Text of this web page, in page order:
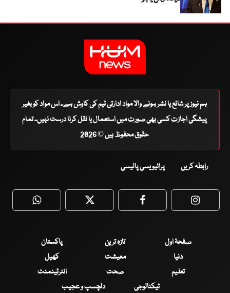
ہم نیوز پر شائع یا نشر ہونے والا مواد ادارتی ٹیم کی کاوش ہے۔ اس مواد کو بغیر
پیشگی اجازت کسی بھی صورت میں استعمال یا نقل کرنا درست نہیں۔ تمام
حقوق محفوظ ہیں © 2026
رابطہ کریں پرائیویسی پالیسی
WhatsApp Twitter Facebook
صفحۂ اول تازہ ترین
پاکستان
دنیا
معیشت
کھیل
تعلیم
صحت
انٹرٹینمنٹ
ٹیکنالوجی
دلچسپ و عجیب